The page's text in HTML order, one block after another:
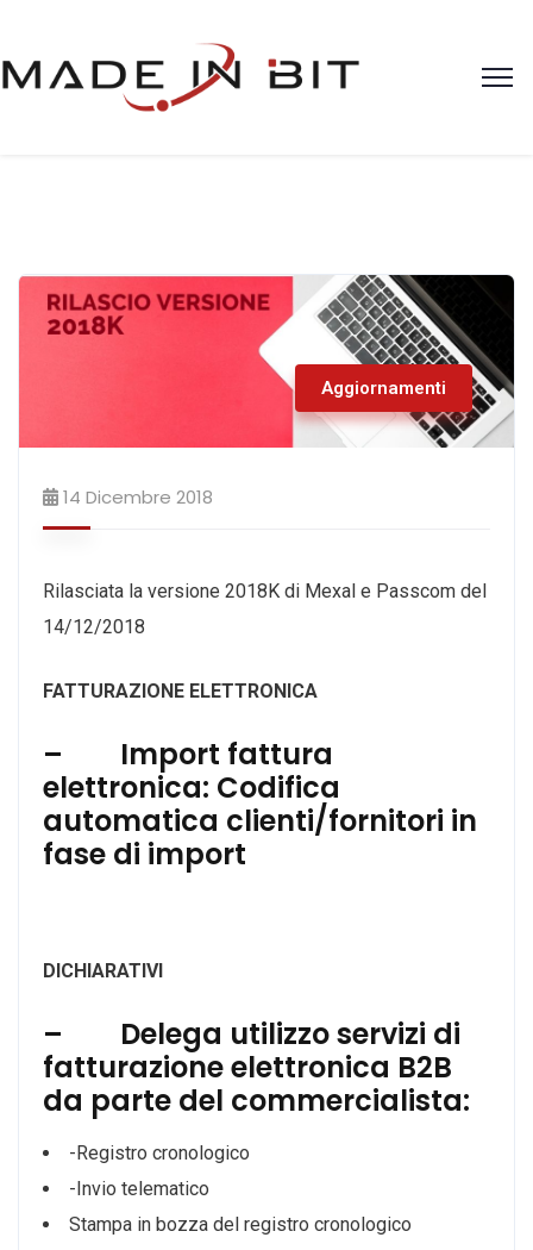
Aggiornamenti
14 Dicembre 2018
Rilasciata la versione 2018K di Mexal e Passcom del
14/12/2018
FATTURAZIONE ELETTRONICA
– Import fattura
elettronica: Codifica
automatica clienti/fornitori in
fase di import
DICHIARATIVI
– Delega utilizzo servizi di
fatturazione elettronica B2B
da parte del commercialista:
-Registro cronologico
-Invio telematico
Stampa in bozza del registro cronologico